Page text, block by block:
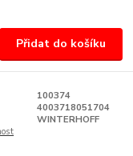
Přidat do košíku
100374
4003718051704
WINTERHOFF